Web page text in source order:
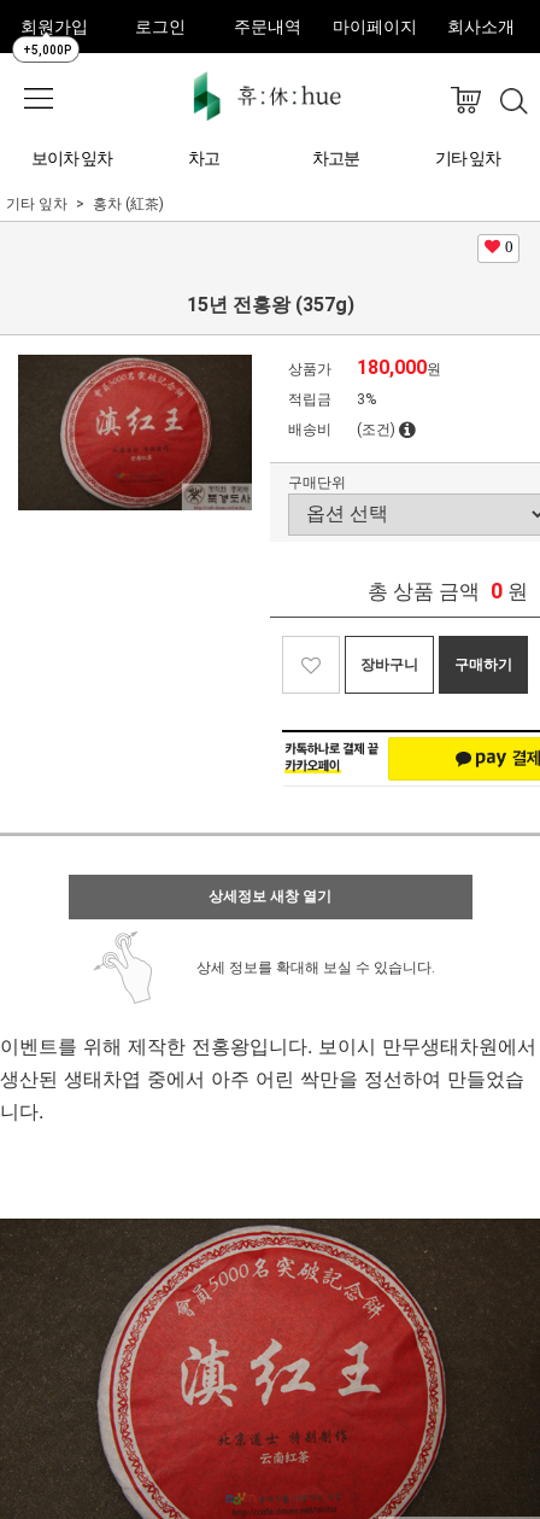
회원가입
+5,000P
로그인 주문내역 마이페이지 회사소개
보이차 잎차 차고 차고분 기타 잎차
기타 잎차 홍차 (紅茶)
0
15년 전홍왕 (357g)
상품가 180,000원
적립금
3%
배송비
(조건)
구매단위
총 상품 금액 0 원
장바구니 구매하기
상세정보 새창 열기
상세 정보를 확대해 보실 수 있습니다.
이벤트를 위해 제작한 전홍왕입니다. 보이시 만무생태차원에서
생산된 생태차엽 중에서 아주 어린 싹만을 정선하여 만들었습
니다.